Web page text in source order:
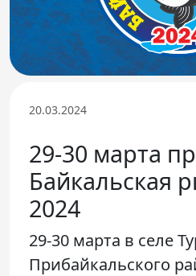
Версия для
8 (3012) 411-099
20.03.2024
29-30 марта
Байкальская
2024
29-30 марта в селе
Прибайкальского